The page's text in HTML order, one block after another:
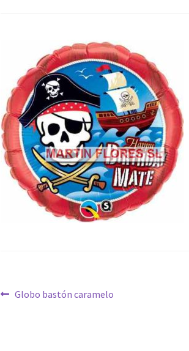
Navegación
Anterior:
Globo bastón caramelo